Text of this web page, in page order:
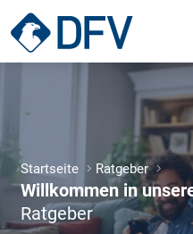
Startseite Ratgeber
Willkommen in
Ratgeber